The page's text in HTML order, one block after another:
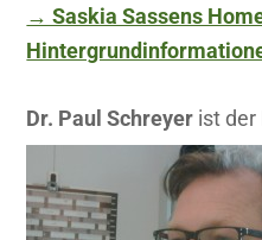
→ Saskia Sassens
Dr. Paul Schreyer ist der